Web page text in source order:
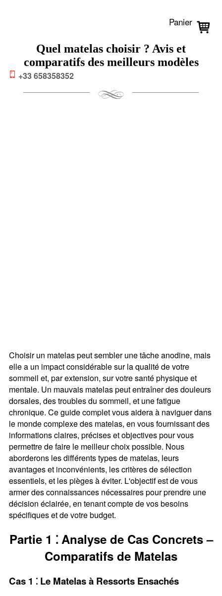
+33 658358352
Panier
Quel matelas choisir ? Avis et
comparatifs des meilleurs modèles
Choisir un matelas peut sembler une tâche anodine, mais
elle a un impact considérable sur la qualité de votre
sommeil et, par extension, sur votre santé physique et
mentale. Un mauvais matelas peut entraîner des douleurs
dorsales, des troubles du sommeil, et une fatigue
chronique. Ce guide complet vous aidera à naviguer dans
le monde complexe des matelas, en vous fournissant des
informations claires, précises et objectives pour vous
permettre de faire le meilleur choix possible. Nous
aborderons les différents types de matelas, leurs
avantages et inconvénients, les critères de sélection
essentiels, et les pièges à éviter. L'objectif est de vous
armer des connaissances nécessaires pour prendre une
décision éclairée, en tenant compte de vos besoins
spécifiques et de votre budget.
Partie 1 ⁚ Analyse de Cas Concrets –
Comparatifs de Matelas
Cas 1 ⁚ Le Matelas à Ressorts Ensachés